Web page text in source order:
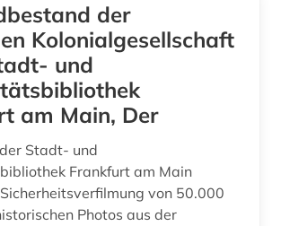
migration (2)
minderheitenfrage (1)
minderheitensprache (2)
der
Kolonialgesellschaft
und
am Main, Der
Stadt- und
Frankfurt am Main
von 50.000
Photos aus der